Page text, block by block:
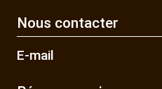
Nous contacter
E-mail